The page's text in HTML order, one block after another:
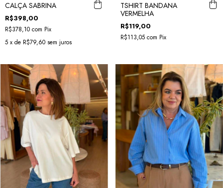
CALÇA SABRINA
R$398,00
R$378,10 com Pix
5 x de R$79,60 sem juros
TSHIRT BANDANA
VERMELHA
R$119,00
R$113,05 com Pix